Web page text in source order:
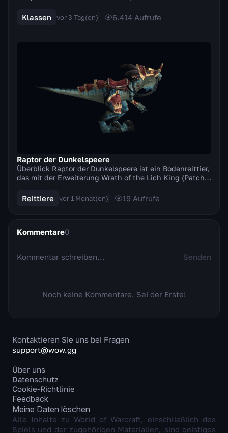
Merkm...
Klassen vor 3 Tag(en) 6.414 Aufrufe
Raptor der Dunkelspeere
Überblick Raptor der Dunkelspeere ist ein Bodenreittier,
das mit der Erweiterung Wrath of the Lich King (Patch
Reittiere vor 1 Monat(en) 19 Aufrufe
Kommentare0
Senden
Noch keine Kommentare. Sei der Erste!
Kontaktieren Sie uns bei Fragen
support@wow.gg
Über uns
Datenschutz
Cookie-Richtlinie
Feedback
Meine Daten löschen
Alle Inhalte zu World of Warcraft, einschließlich des
Spiels und der zugehörigen Materialien, sind geistiges